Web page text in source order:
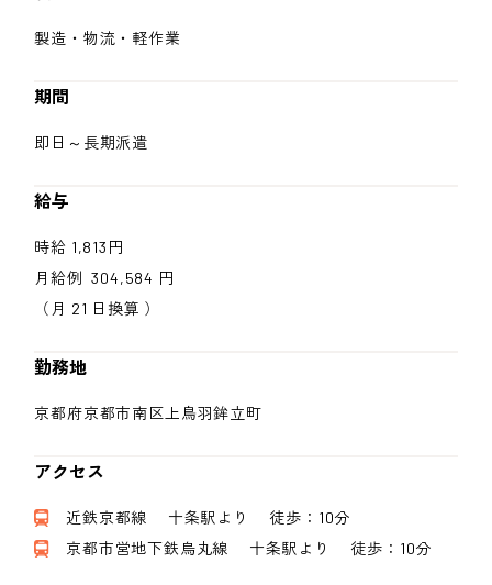
製造・物流・軽作業
期間
即日～長期派遣
給与
時給 1,813円
月給例 304,584 円
（月 21 日換算 ）
勤務地
京都府京都市南区上鳥羽鉾立町
アクセス
近鉄京都線 十条駅より 徒歩：10分
京都市営地下鉄烏丸線 十条駅より 徒歩：10分